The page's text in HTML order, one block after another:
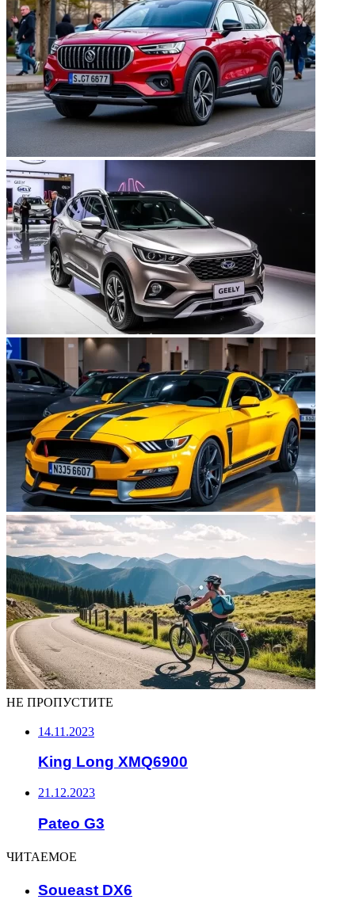
НЕ ПРОПУСТИТЕ
14.11.2023
King Long XMQ6900
21.12.2023
Pateo G3
ЧИТАЕМОЕ
Soueast DX6